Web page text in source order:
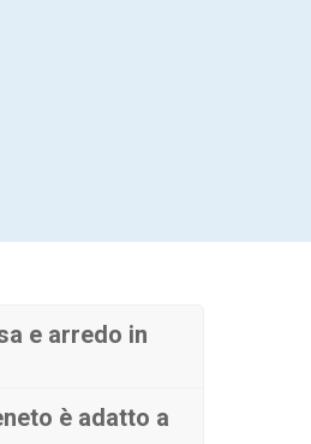
e arredo in
è adatto a